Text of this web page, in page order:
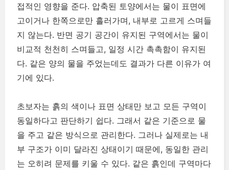
접적인 영향을 준다. 압축된 토양에서는 물이 표면에
고이거나 한쪽으로만 흘러가며, 내부로 고르게 스며들
지 않는다. 반면 공기 공간이 유지된 구역에서는 물이
비교적 천천히 스며들고, 일정 시간 촉촉함이 유지된
다. 같은 양의 물을 주었는데도 결과가 다른 이유가 여
기에 있다.
초보자는 흙의 색이나 표면 상태만 보고 모든 구역이
동일하다고 판단하기 쉽다. 그래서 같은 기준으로 물
을 주고 같은 방식으로 관리한다. 그러나 실제로는 내
부 구조가 이미 달라진 상태이기 때문에, 동일한 관리
는 오히려 문제를 키울 수 있다. 같은 흙인데 구역마다